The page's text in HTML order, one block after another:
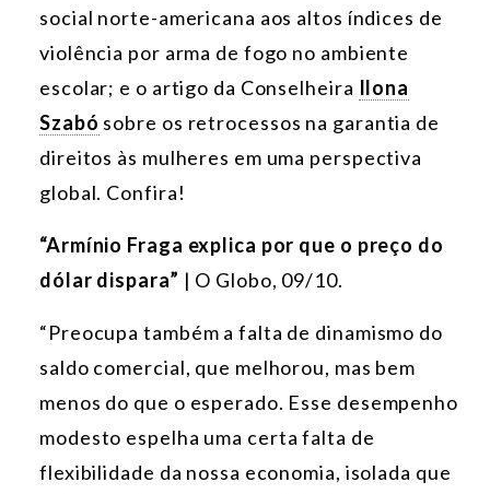
social norte-americana aos altos índices de
violência por arma de fogo no ambiente
escolar; e o artigo da Conselheira Ilona
Szabó sobre os retrocessos na garantia de
direitos às mulheres em uma perspectiva
global. Confira!
“Armínio Fraga explica por que o preço do
dólar dispara” | O Globo, 09/10.
“Preocupa também a falta de dinamismo do
saldo comercial, que melhorou, mas bem
menos do que o esperado. Esse desempenho
modesto espelha uma certa falta de
flexibilidade da nossa economia, isolada que